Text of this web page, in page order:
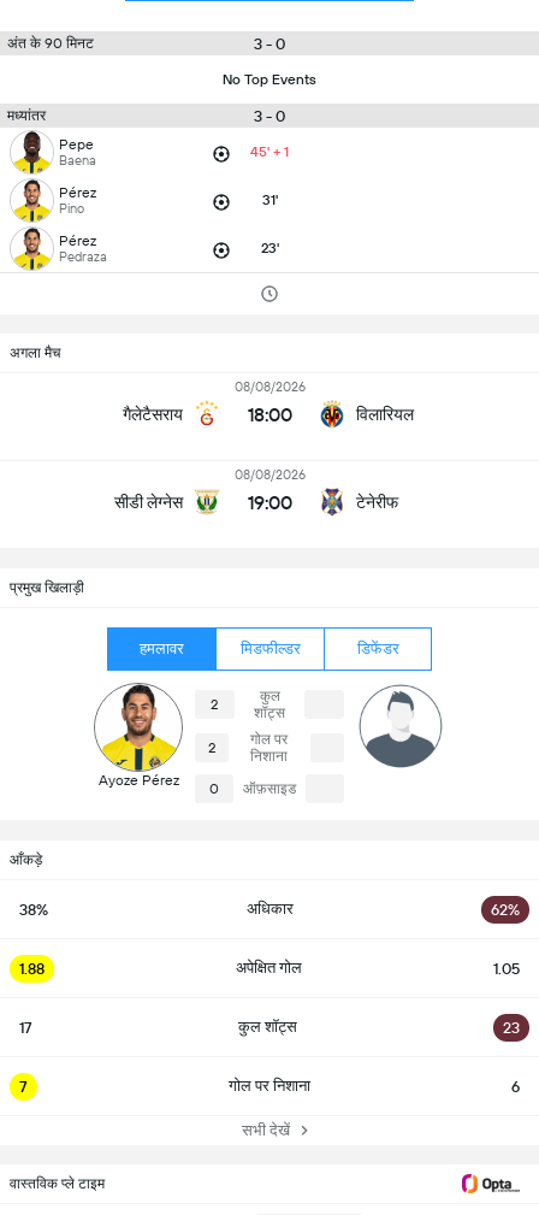
अंत के 90 मिनट 3 - 0
No Top Events
मध्यांतर 3 - 0
Pepe
Baena 45' + 1
Pérez
Pino 31'
Pérez
Pedraza 23'
अगला मैच
गैलेटैसराय
08/08/2026
18:00 विलारियल
सीडी लेग्नेस
08/08/2026
19:00 टेनेरीफ
प्रमुख खिलाड़ी
हमलावर मिडफील्डर डिफेंडर
Ayoze Pérez
2
कुल
शॉट्स
2
गोल पर
निशाना
0
ऑफ़साइड
आँकड़े
38% अधिकार 62%
1.88 अपेक्षित गोल 1.05
17 कुल शॉट्स 23
7 गोल पर निशाना 6
सभी देखें
वास्तविक प्ले टाइम